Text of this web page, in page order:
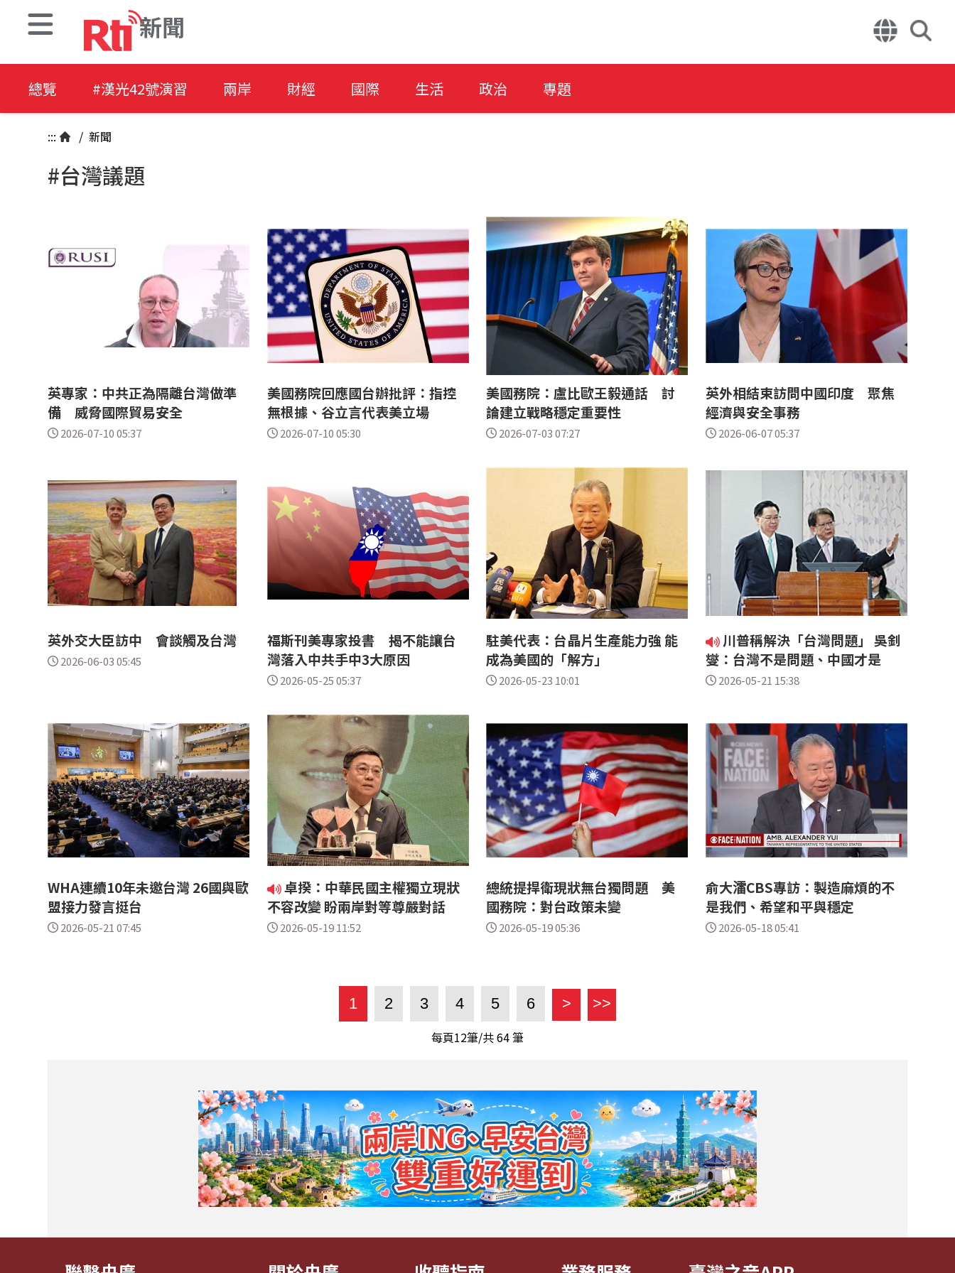
新聞
總覽 #漢光42號演習 兩岸 財經 國際 生活 政治 專題
::: / 新聞
#台灣議題
英專家：中共正為隔離台灣做準
備 威脅國際貿易安全
2026-07-10 05:37
美國務院回應國台辦批評：指控
無根據、谷立言代表美立場
2026-07-10 05:30
美國務院：盧比歐王毅通話 討
論建立戰略穩定重要性
2026-07-03 07:27
英外相結束訪問中國印度 聚焦
經濟與安全事務
2026-06-07 05:37
英外交大臣訪中 會談觸及台灣
2026-06-03 05:45
福斯刊美專家投書 揭不能讓台
灣落入中共手中3大原因
2026-05-25 05:37
駐美代表：台晶片生產能力強 能
成為美國的「解方」
2026-05-23 10:01
川普稱解決「台灣問題」 吳釗
燮：台灣不是問題、中國才是
2026-05-21 15:38
WHA連續10年未邀台灣 26國與歐
盟接力發言挺台
2026-05-21 07:45
卓揆：中華民國主權獨立現狀
不容改變 盼兩岸對等尊嚴對話
2026-05-19 11:52
總統提捍衛現狀無台獨問題 美
國務院：對台政策未變
2026-05-19 05:36
俞大㵢CBS專訪：製造麻煩的不
是我們、希望和平與穩定
2026-05-18 05:41
1 2 3 4 5 6 > >>
每頁12筆/共64筆